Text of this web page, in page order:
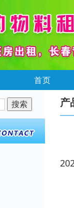
首页
产